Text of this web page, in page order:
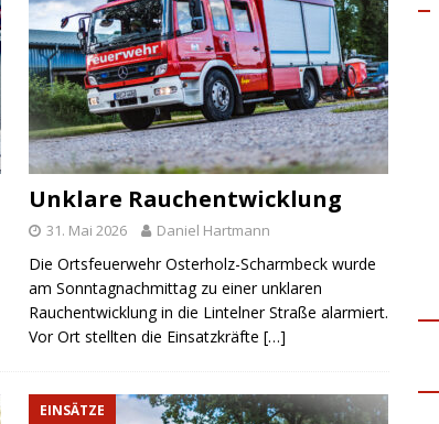
Unklare Rauchentwicklung
31. Mai 2026 Daniel Hartmann
Die Ortsfeuerwehr Osterholz-Scharmbeck wurde
am Sonntagnachmittag zu einer unklaren
Rauchentwicklung in die Lintelner Straße alarmiert.
Vor Ort stellten die Einsatzkräfte […]
EINSÄTZE